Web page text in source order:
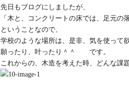
先日もブログにしましたが、
「木と、コンクリートの床では、足元の
ということなので、
学校のような場所は、是非、気を使って
願ったり、叶ったり＾＾ です。
これからの、木造を考えた時、どんな課